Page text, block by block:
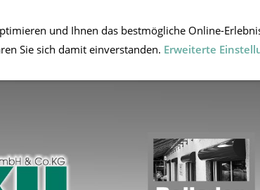
und Ihnen das bestmögliche Online-
Sie sich damit einverstanden. Erweiterte